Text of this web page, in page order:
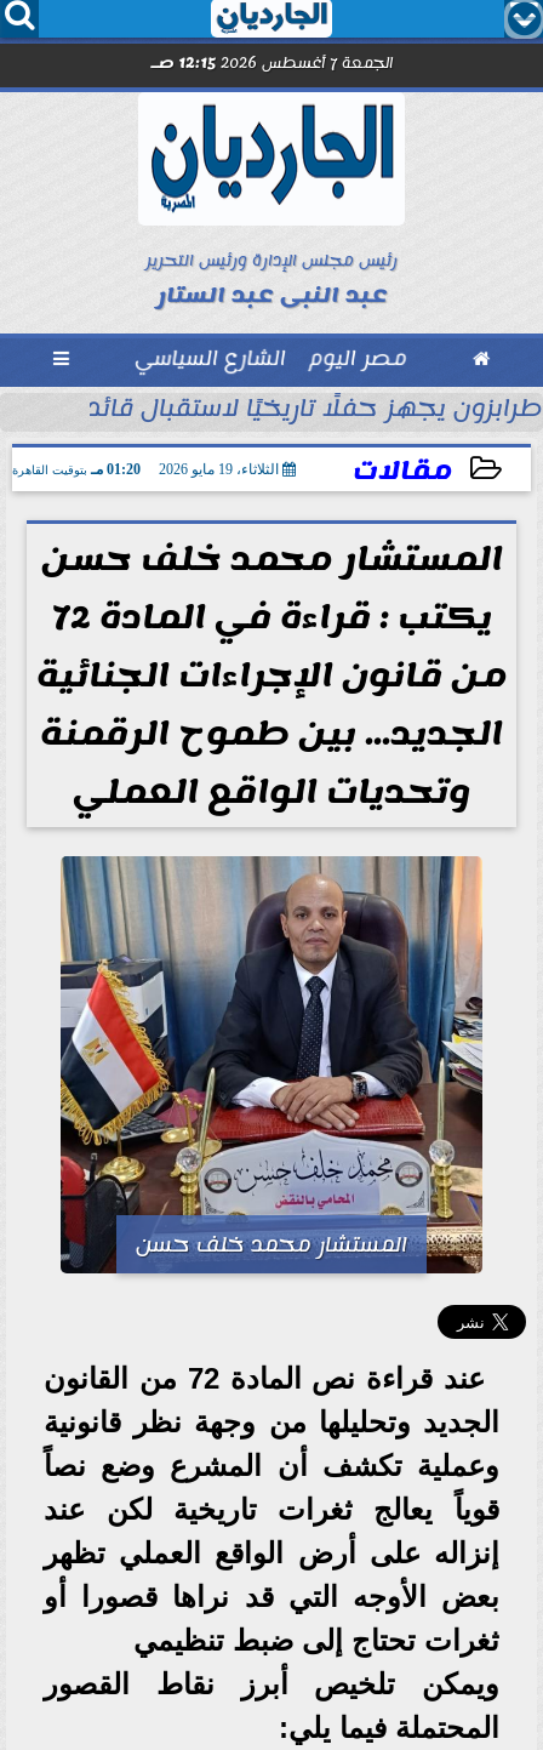
  
الجمعة 7 أغسطس 2026 12:15 صـ
رئيس مجلس الإدارة ورئيس التحرير
عبد النبى عبد الستار
 مصر اليوم الشارع السياسي 
طرابزون يجهز حفلًا تاريخيًا لاستقبال قائد
مقالات الثلاثاء، 19 مايو 2026 01:20 مـ بتوقيت القاهرة
2026-05-19 13:20:48
المستشار محمد خلف حسن
يكتب : قراءة في المادة 72
من قانون الإجراءات الجنائية
الجديد... بين طموح الرقمنة
وتحديات الواقع العملي
المستشار محمد خلف حسن
عند قراءة نص المادة 72 من القانون
الجديد وتحليلها من وجهة نظر قانونية
وعملية تكشف أن المشرع وضع نصاً
قوياً يعالج ثغرات تاريخية لكن عند
إنزاله على أرض الواقع العملي تظهر
بعض الأوجه التي قد نراها قصورا أو
ثغرات تحتاج إلى ضبط تنظيمي
ويمكن تلخيص أبرز نقاط القصور
المحتملة فيما يلي: